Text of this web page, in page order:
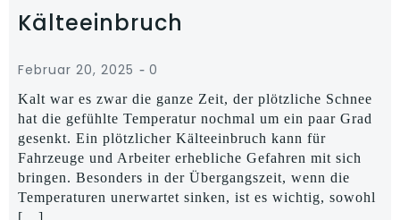
Kälteeinbruch
Februar 20, 2025 - 0
Kalt war es zwar die ganze Zeit, der plötzliche Schnee
hat die gefühlte Temperatur nochmal um ein paar Grad
gesenkt. Ein plötzlicher Kälteeinbruch kann für
Fahrzeuge und Arbeiter erhebliche Gefahren mit sich
bringen. Besonders in der Übergangszeit, wenn die
Temperaturen unerwartet sinken, ist es wichtig, sowohl
[…]